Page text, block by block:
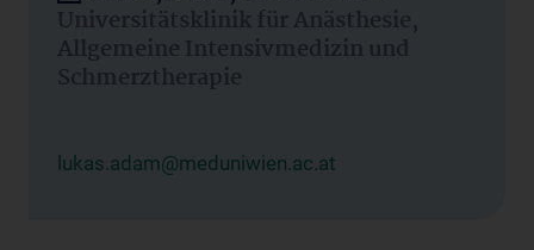
Universitätsklinik für Anästhesie,
Allgemeine Intensivmedizin und
Schmerztherapie
lukas.adam@meduniwien.ac.at